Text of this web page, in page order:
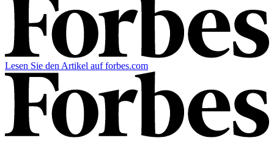
Lesen Sie den Artikel auf forbes.com